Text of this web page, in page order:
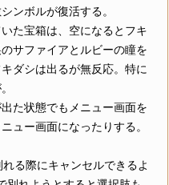
ンボルが復活する。
た宝箱は、空になるとフキ
サファイアとルビーの瞳を
ダシは出るが無反応。特に
た状態でもメニュー画面を
ュー画面になったりする。
れる際にキャンセルできるよ